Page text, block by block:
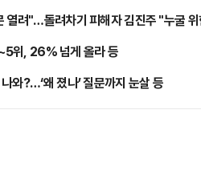
열려"…돌려차기 피해자 김진주 "누굴
위, 26% 넘게 올라 등
와?…‘왜 졌나’ 질문까지 눈살 등